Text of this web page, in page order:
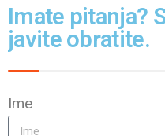
Imate pitanja?
javite obratite.
Ime